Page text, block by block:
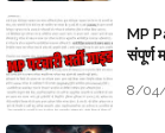
MP
संपूर्ण
8/04/